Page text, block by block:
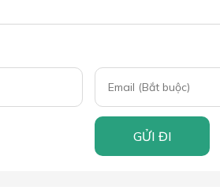
GỬI ĐI